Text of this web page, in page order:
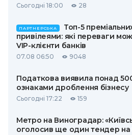
Сьогодні 18:00 28
ПАРТНЕРСЬКА
Топ-5
привілеями: які переваги
VIP-клієнти банків
07.08 06:50 9048
Податкова виявила понад
ознаками дроблення бізнесу
Сьогодні 17:22 159
Метро на Виноградар:
оголосив ще один тендер на